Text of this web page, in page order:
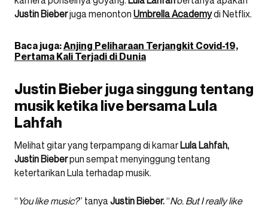
Justin Bieberjuga menonton Umbrella Academydi Netflix.
Baca juga:Anjing Peliharaan Terjangkit Covid-19,
Pertama Kali Terjadi di Dunia
Justin Bieber juga singgung tentang
musik ketika live bersama Lula
Lahfah
Melihat gitar yang terpampang di kamar Lula Lahfah,
Justin Bieberpun sempat menyinggung tentang
ketertarikan Lula terhadap musik.
“ You like music?” tanyaJustin Bieber.“No. But I really like